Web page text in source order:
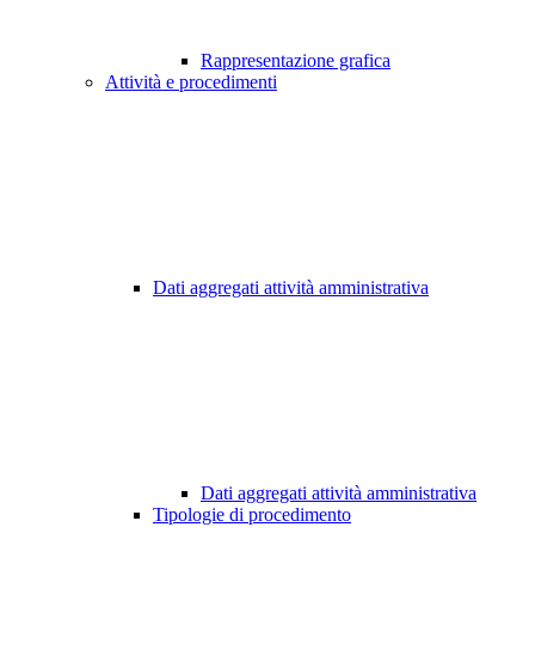
Rappresentazione grafica
Attività e procedimenti
Dati aggregati attività amministrativa
Dati aggregati attività amministrativa
Tipologie di procedimento